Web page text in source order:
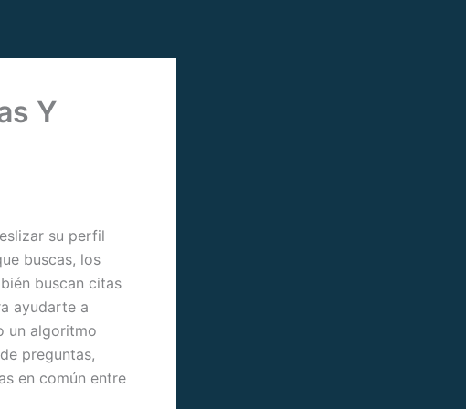
Y
su perfil
buscas, los
buscan citas
ayudarte a
un algoritmo
preguntas,
en común entre